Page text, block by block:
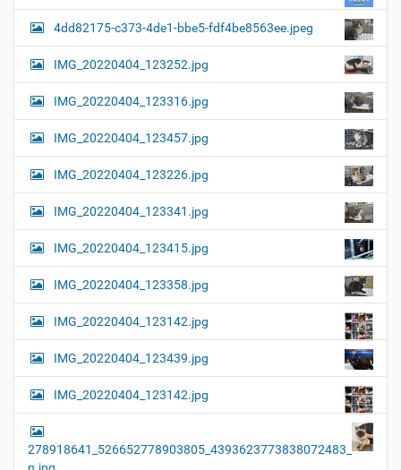
l
e
…
g
a
t
i
o
n
4dd82175-c373-4de1-bbe5-fdf4be8563ee.jpeg
IMG_20220404_123252.jpg
IMG_20220404_123316.jpg
IMG_20220404_123457.jpg
IMG_20220404_123226.jpg
IMG_20220404_123341.jpg
IMG_20220404_123415.jpg
IMG_20220404_123358.jpg
IMG_20220404_123142.jpg
IMG_20220404_123439.jpg
IMG_20220404_123142.jpg
278918641_526652778903805_4393623773838072483_
n.jpg